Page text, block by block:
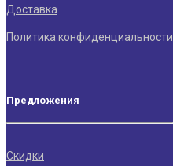
Доставка
Политика конфиденциальности
Предложения
Скидки